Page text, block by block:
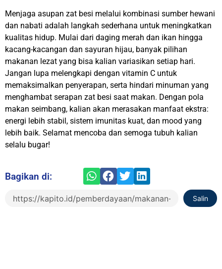
Menjaga asupan zat besi melalui kombinasi sumber hewani
dan nabati adalah langkah sederhana untuk meningkatkan
kualitas hidup. Mulai dari daging merah dan ikan hingga
kacang-kacangan dan sayuran hijau, banyak pilihan
makanan lezat yang bisa kalian variasikan setiap hari.
Jangan lupa melengkapi dengan vitamin C untuk
memaksimalkan penyerapan, serta hindari minuman yang
menghambat serapan zat besi saat makan. Dengan pola
makan seimbang, kalian akan merasakan manfaat ekstra:
energi lebih stabil, sistem imunitas kuat, dan mood yang
lebih baik. Selamat mencoba dan semoga tubuh kalian
selalu bugar!
Bagikan di:
Salin